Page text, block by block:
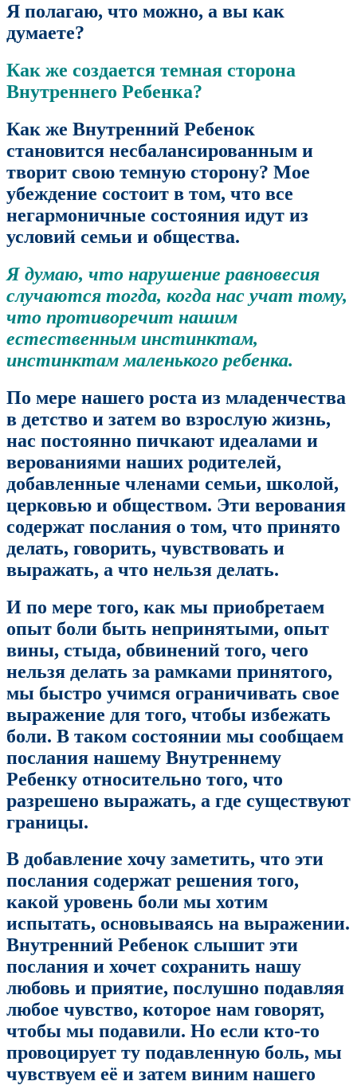
Я полагаю, что можно, а вы как
думаете?
Как же создается темная сторона
Внутреннего Ребенка?
Как же Внутренний Ребенок
становится несбалансированным и
творит свою темную сторону? Мое
убеждение состоит в том, что все
негармоничные состояния идут из
условий семьи и общества.
Я думаю, что нарушение равновесия
случаются тогда, когда нас учат тому,
что противоречит нашим
естественным инстинктам,
инстинктам маленького ребенка.
По мере нашего роста из младенчества
в детство и затем во взрослую жизнь,
нас постоянно пичкают идеалами и
верованиями наших родителей,
добавленные членами семьи, школой,
церковью и обществом. Эти верования
содержат послания о том, что принято
делать, говорить, чувствовать и
выражать, а что нельзя делать.
И по мере того, как мы приобретаем
опыт боли быть непринятыми, опыт
вины, стыда, обвинений того, чего
нельзя делать за рамками принятого,
мы быстро учимся ограничивать свое
выражение для того, чтобы избежать
боли. В таком состоянии мы сообщаем
послания нашему Внутреннему
Ребенку относительно того, что
разрешено выражать, а где существуют
границы.
В добавление хочу заметить, что эти
послания содержат решения того,
какой уровень боли мы хотим
испытать, основываясь на выражении.
Внутренний Ребенок слышит эти
послания и хочет сохранить нашу
любовь и приятие, послушно подавляя
любое чувство, которое нам говорят,
чтобы мы подавили. Но если кто-то
провоцирует ту подавленную боль, мы
чувствуем её и затем виним нашего